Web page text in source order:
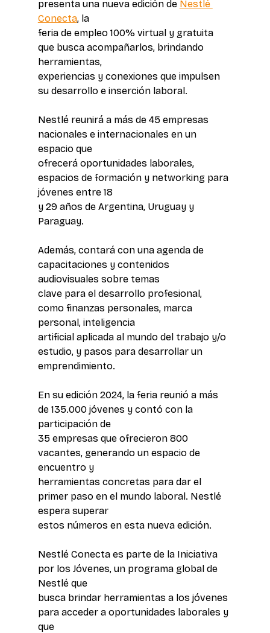
presenta una nueva edición de Nestlé
Conecta, la
feria de empleo 100% virtual y gratuita
que busca acompañarlos, brindando
herramientas,
experiencias y conexiones que impulsen
su desarrollo e inserción laboral.
Nestlé reunirá a más de 45 empresas
nacionales e internacionales en un
espacio que
ofrecerá oportunidades laborales,
espacios de formación y networking para
jóvenes entre 18
y 29 años de Argentina, Uruguay y
Paraguay.
Además, contará con una agenda de
capacitaciones y contenidos
audiovisuales sobre temas
clave para el desarrollo profesional,
como finanzas personales, marca
personal, inteligencia
artificial aplicada al mundo del trabajo y/o
estudio, y pasos para desarrollar un
emprendimiento.
En su edición 2024, la feria reunió a más
de 135.000 jóvenes y contó con la
participación de
35 empresas que ofrecieron 800
vacantes, generando un espacio de
encuentro y
herramientas concretas para dar el
primer paso en el mundo laboral. Nestlé
espera superar
estos números en esta nueva edición.
Nestlé Conecta es parte de la Iniciativa
por los Jóvenes, un programa global de
Nestlé que
busca brindar herramientas a los jóvenes
para acceder a oportunidades laborales y
que